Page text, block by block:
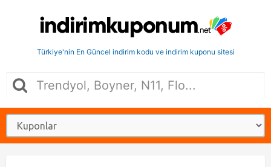
Türkiye'nin En Güncel indirim kodu ve indirim kuponu sitesi